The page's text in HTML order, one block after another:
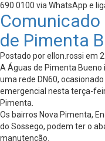
690 0100 via WhatsApp e
de Pimenta
Postado por ellon.rossi em
A Águas de Pimenta
uma rede DN60,
emergencial nesta terça-
Pimenta.
Os bairros Nova Pimenta,
do Sossego, podem ter o
manutenção.